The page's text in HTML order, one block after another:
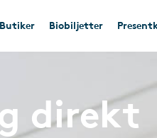
Butiker Biobiljetter
direkt